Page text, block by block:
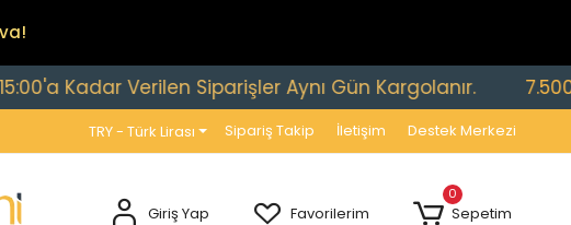
Verilen Siparişler Aynı Gün Kargolanır. 7.500 TL
TRY - Türk Lirası Sipariş Takip İletişim Destek Merkezi
Giriş Yap Favorilerim
0
Sepetim